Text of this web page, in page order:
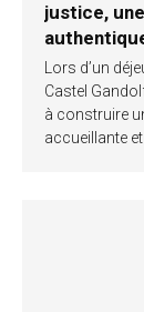
justice,
Lors d’un
Castel
à construire
accueillante